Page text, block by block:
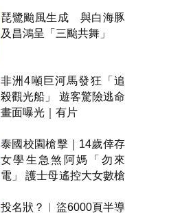
琵鷺颱風生成 與白海豚
及昌鴻呈「三颱共舞」
非洲4噸巨河馬發狂「追
殺觀光船」 遊客驚險逃命
畫面曝光｜有片
泰國校園槍擊｜14歲倖存
女學生急煞阿媽「勿來
電」 護士母遙控大女數槍
投名狀？︱盜6000頁半導